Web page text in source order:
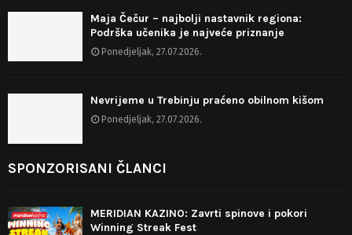
Maja Čečur – najbolji nastavnik regiona:
Podrška učenika je najveće priznanje
Ponedjeljak, 27.07.2026.
Nevrijeme u Trebinju praćeno obilnom kišom
Ponedjeljak, 27.07.2026.
SPONZORISANI ČLANCI
MERIDIAN KAZINO: Zavrti spinove i pokori
Winning Streak Fest